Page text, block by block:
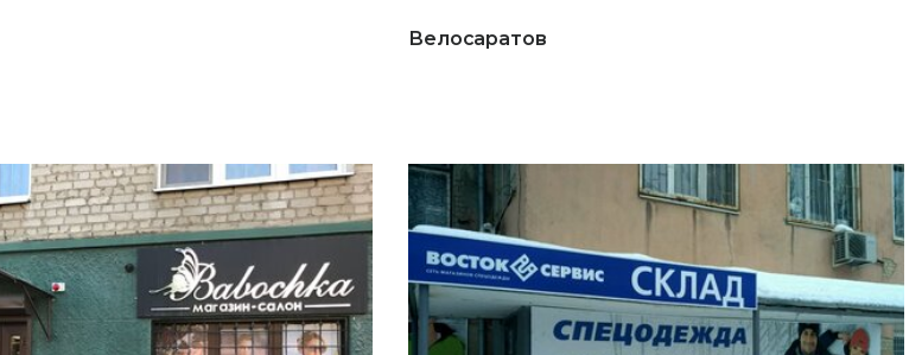
Велосаратов